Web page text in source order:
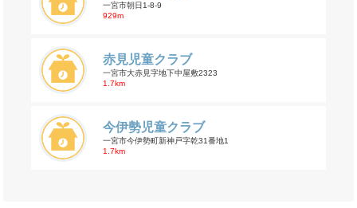
一宮市朝日1-8-9
929m
赤見児童クラブ
一宮市大赤見字地下中屋敷2323
1.7km
今伊勢児童クラブ
一宮市今伊勢町新神戸字乾31番地1
1.7km